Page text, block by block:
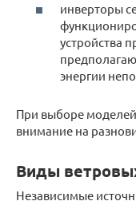
инверторы
устройства
энергии
При выборе
внимание на
Виды
Независимые